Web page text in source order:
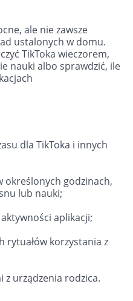
ale nie zawsze
ustalonych w domu.
TikToka wieczorem,
nauki albo sprawdzić, ile
dla TikToka i innych
określonych godzinach,
lub nauki;
aplikacji;
rytuałów korzystania z
z urządzenia rodzica.